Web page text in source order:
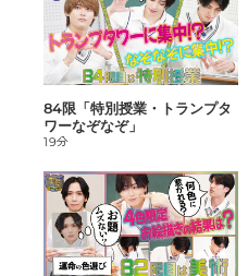
84限「特別授業・トランプタ
ワーなぞなぞ」
19分